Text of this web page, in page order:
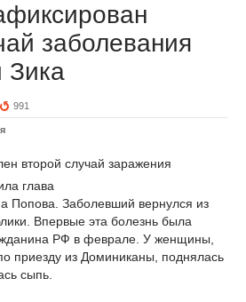
заболевания
Зика
991
второй случай заражения
глава
Попова. Заболевший вернулся из
Впервые эта болезнь была
РФ в феврале. У женщины,
приезду из Доминиканы, поднялась
сыпь.